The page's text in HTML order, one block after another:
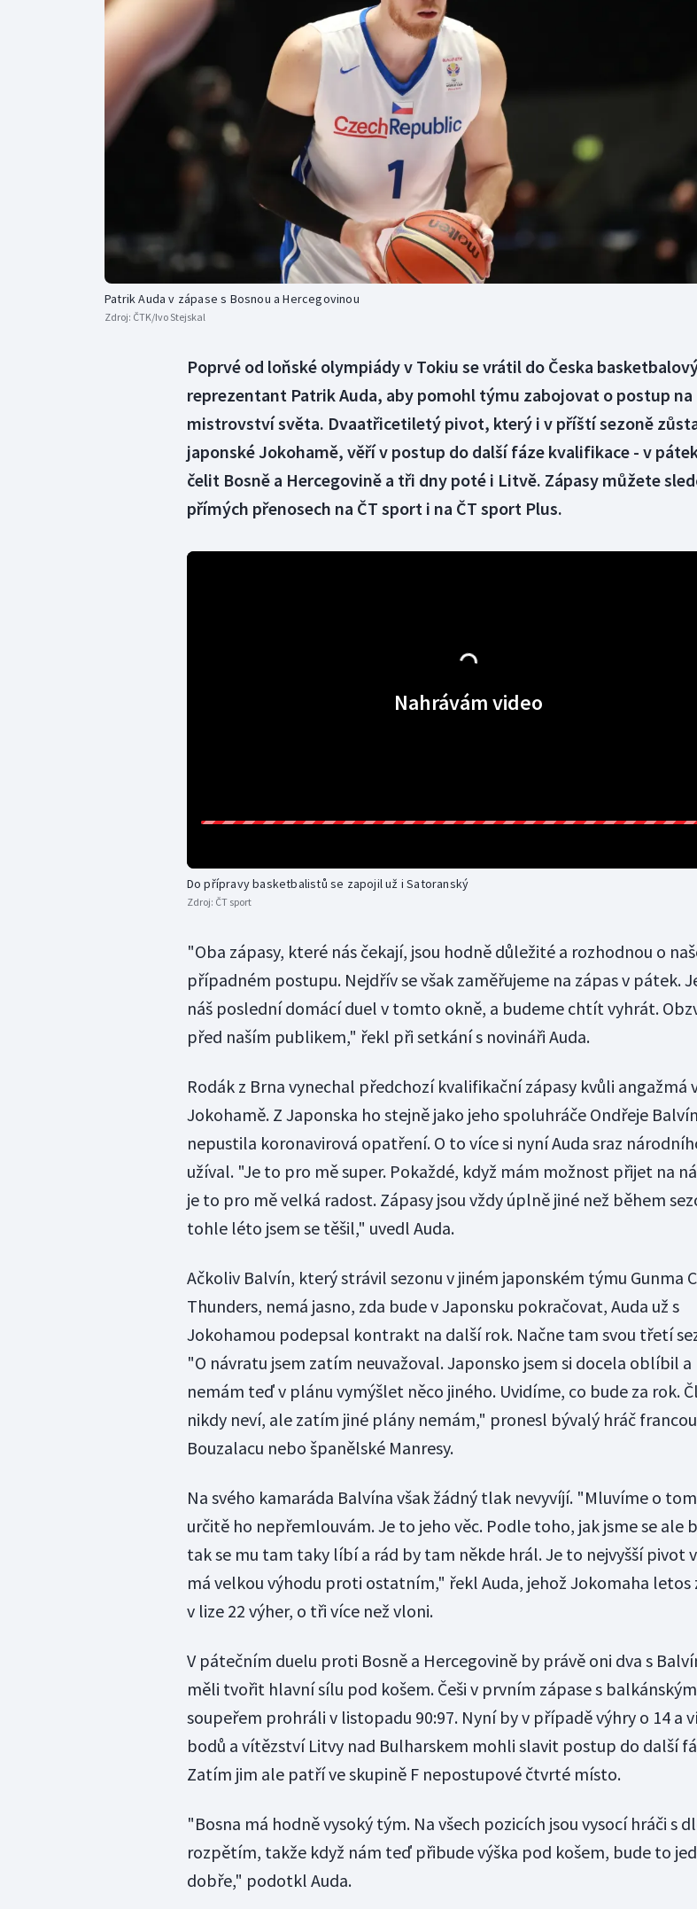
Dostihy
Florbal
Futsal
Golf
Gymnastika
Motorsport
Olympijské hry
Parasport
Plavání
Plážový volejbal
Patrik Auda v zápase s Bosnou a Hercegovinou
Zdroj: ČTK/Ivo Stejskal
Poprvé od loňské olympiády v Tokiu se vrátil do Česka
reprezentant Patrik Auda, aby pomohl týmu zabojovat o postup na
mistrovství světa. Dvaatřicetiletý pivot, který i v příští sezoně
japonské Jokohamě, věří v postup do další fáze kvalifikace - v
čelit Bosně a Hercegovině a tři dny poté i Litvě. Zápasy můžete
přímých přenosech na ČT sport i na ČT sport Plus.
Nahrávám video
Do přípravy basketbalistů se zapojil už i Satoranský
Zdroj: ČT sport
"Oba zápasy, které nás čekají, jsou hodně důležité a rozhodnou o
případném postupu. Nejdřív se však zaměřujeme na zápas v pátek.
náš poslední domácí duel v tomto okně, a budeme chtít vyhrát.
před naším publikem," řekl při setkání s novináři Auda.
Rodák z Brna vynechal předchozí kvalifikační zápasy kvůli angažmá
Jokohamě. Z Japonska ho stejně jako jeho spoluhráče Ondřeje
nepustila koronavirová opatření. O to více si nyní Auda sraz
užíval. "Je to pro mě super. Pokaždé, když mám možnost přijet na
je to pro mě velká radost. Zápasy jsou vždy úplně jiné než během
tohle léto jsem se těšil," uvedl Auda.
Ačkoliv Balvín, který strávil sezonu v jiném japonském týmu Gunma
Thunders, nemá jasno, zda bude v Japonsku pokračovat, Auda už s
Jokohamou podepsal kontrakt na další rok. Načne tam svou třetí
"O návratu jsem zatím neuvažoval. Japonsko jsem si docela oblíbil a
nemám teď v plánu vymýšlet něco jiného. Uvidíme, co bude za rok.
nikdy neví, ale zatím jiné plány nemám," pronesl bývalý hráč
Bouzalacu nebo španělské Manresy.
Na svého kamaráda Balvína však žádný tlak nevyvíjí. "Mluvíme o
určitě ho nepřemlouvám. Je to jeho věc. Podle toho, jak jsme se ale
tak se mu tam taky líbí a rád by tam někde hrál. Je to nejvyšší pivot
má velkou výhodu proti ostatním," řekl Auda, jehož Jokomaha letos
v lize 22 výher, o tři více než vloni.
V pátečním duelu proti Bosně a Hercegovině by právě oni dva s
měli tvořit hlavní sílu pod košem. Češi v prvním zápase s balkánským
soupeřem prohráli v listopadu 90:97. Nyní by v případě výhry o 14 a
bodů a vítězství Litvy nad Bulharskem mohli slavit postup do další
Zatím jim ale patří ve skupině F nepostupové čtvrté místo.
"Bosna má hodně vysoký tým. Na všech pozicích jsou vysocí hráči s
rozpětím, takže když nám teď přibude výška pod košem, bude to
dobře," podotkl Auda.